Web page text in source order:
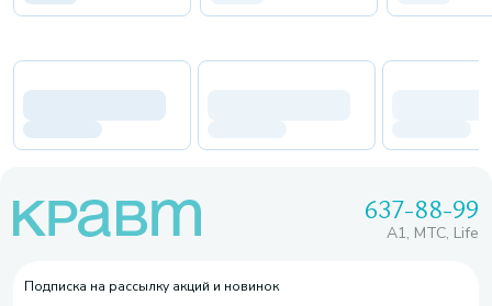
637-88-99
A1, МТС, Life
Подписка на рассылку акций и новинок